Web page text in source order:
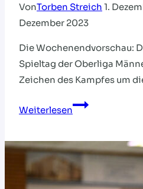
VonTorben Streich 1.
Dezember 2023
Die Wochenendvorschau:
Spieltag der Oberliga
Zeichen des Kampfes um
Weiterlesen
Gipfeltreffen
Oberliga